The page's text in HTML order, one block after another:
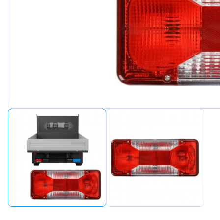
Peugeot
Renault
Seat
Skoda
Suzuki
Tesla
Volkswagen